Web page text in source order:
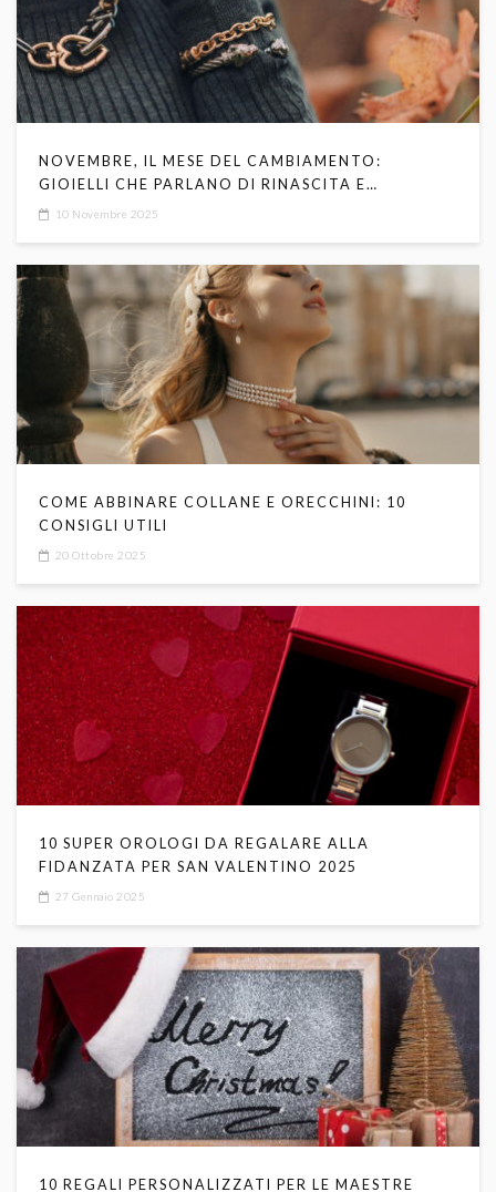
NOVEMBRE, IL MESE DEL CAMBIAMENTO:
GIOIELLI CHE PARLANO DI RINASCITA E
TRASFORMAZIONE
10 Novembre 2025
COME ABBINARE COLLANE E ORECCHINI: 10
CONSIGLI UTILI
20 Ottobre 2025
10 SUPER OROLOGI DA REGALARE ALLA
FIDANZATA PER SAN VALENTINO 2025
27 Gennaio 2025
10 REGALI PERSONALIZZATI PER LE MAESTRE